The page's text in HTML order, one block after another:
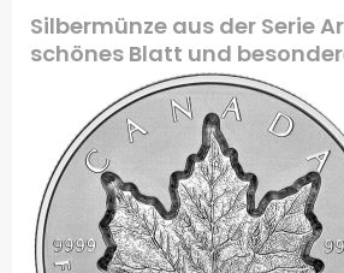
Silbermünze aus der Serie
schönes Blatt und